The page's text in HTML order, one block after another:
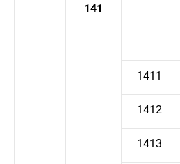
141
1411
1412
1413